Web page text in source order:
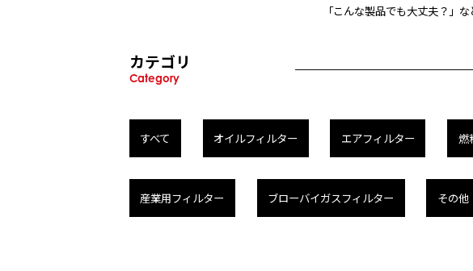
「こんな製品でも大丈夫？」
カテゴリ
Category
すべて オイルフィルター エアフィルター 燃
産業用フィルター ブローバイガスフィルター その他